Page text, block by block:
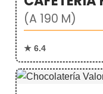
(A 190 M)
★ 6.4